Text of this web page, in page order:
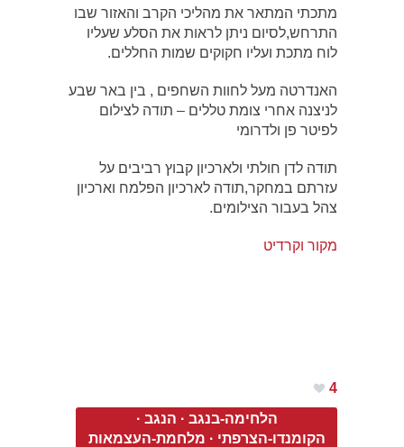
מתכתי המתאר את מהליכי הקרב והאזור שבו
התרחש,לסיום ניתן לראות את הסלע שעליו
לוח מתכת ועליו חקוקים שמות החללים.
האנדרטה מעל לחוות השחפים , בין באר שבע
לניצנה אחרי צומת טללים – תודה לצילום
לפיטר פן ולדרומי
תודה לדן חולתי ולארכיון קבוץ רביבים על
עזרתם במחקר,תודה לארכיון הפלמח וארכיון
צהל בעבור הצילומים.
מקור וקרדיט
4
הלחימה-בנגב · הנגב ·
הקומנדו-הצרפתי · מלחמת-העצמאות